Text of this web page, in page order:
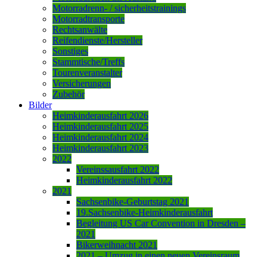
Motorradrenn- / sicherheitstrainings
Motorradtransporte
Rechtsanwälte
Reifendienste/Hersteller
Sonstiges
Stammtische/Treffs
Tourenveranstalter
Versicherungen
Zubehör
Bilder
Heimkinderausfahrt 2026
Heimkinderausfahrt 2025
Heimkinderausfahrt 2024
Heimkinderausfahrt 2023
2022
Vereinssausfahrt 2022
Heimkinderausfahrt 2022
2021
Sachsenbike-Geburtstag 2021
19.Sachsenbike-Heimkinderausfahrt
Begleitung US Car Convention in Dresden –
2021
Bikerweihnacht 2021